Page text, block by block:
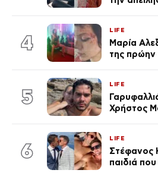
ποια είσαι
4
LIFE
Μαρία
της πρώην
5
LIFE
Χρήστος
6
LIFE
Στέφανος
παιδιά